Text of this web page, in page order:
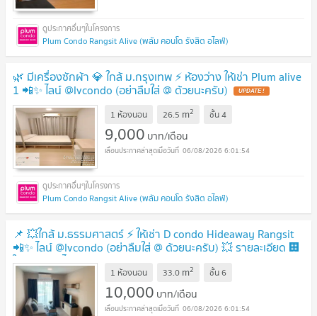
Plum Condo Rangsit Alive (พลัม คอนโด รังสิต อไลฟ์)
🌿 มีเครื่องซักผ้า 💎 ใกล้ ม.กรุงเทพ ⚡️ ห้องว่าง ให้เช่า Plum alive
1 📲✨ ไลน์ @lvcondo (อย่าลืมใส่ @ ด้วยนะครับ)
1 ห้องนอน 26.5 m2 ชั้น4
9,000 บาท/เดือน
06/08/2026 6:01:54
Plum Condo Rangsit Alive (พลัม คอนโด รังสิต อไลฟ์)
📌 💥ใกล้ ม.ธรรมศาสตร์ ⚡️ ให้เช่า D condo Hideaway Rangsit
📲✨ ไลน์ @lvcondo (อย่าลืมใส่ @ ด้วยนะครับ) 💥 รายละเอียด 🏢
ให้เช่า 📲✨ ไลน์ @lvcond
1 ห้องนอน 33.0 m2 ชั้น6
10,000 บาท/เดือน
06/08/2026 6:01:54